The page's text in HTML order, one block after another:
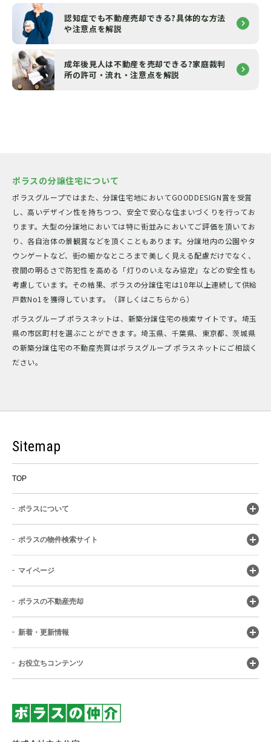
認知症でも不動産売却できる?具体的な方法
や注意点を解説
成年後見人は不動産を売却できる?家庭裁判
所の許可・流れ・注意点を解説
ポラスの分譲住宅について
ポラスグループではまた、分譲住宅地においてGOODDESIGN賞を受賞
し、高いデザイン性を持ちつつ、安全で安心な住まいづくりを行ってお
ります。大型の分譲地においては特に街並みにおいてご評価を頂いてお
り、各自治体の景観賞などを頂くこともあります。分譲地内の公園やタ
ウンゲートなど、街の細かなところまで美しく見える配慮だけでなく、
夜間の明るさで防犯性を高める「灯りのいえなみ協定」などの安全性も
考慮しています。その結果、ポラスの分譲住宅は10年以上連続して供給
戸数No1を獲得しています。（詳しくはこちらから）
ポラスグループ ポラスネットは、新築分譲住宅の検索サイトです。埼玉
県の市区町村を選ぶことができます。埼玉県、千葉県、東京都、茨城県
の新築分譲住宅の不動産売買はポラスグループ ポラスネットにご相談く
ださい。
Sitemap
TOP
ポラスについて
ポラスの物件検索サイト
マイページ
ポラスの不動産売却
新着・更新情報
お役立ちコンテンツ